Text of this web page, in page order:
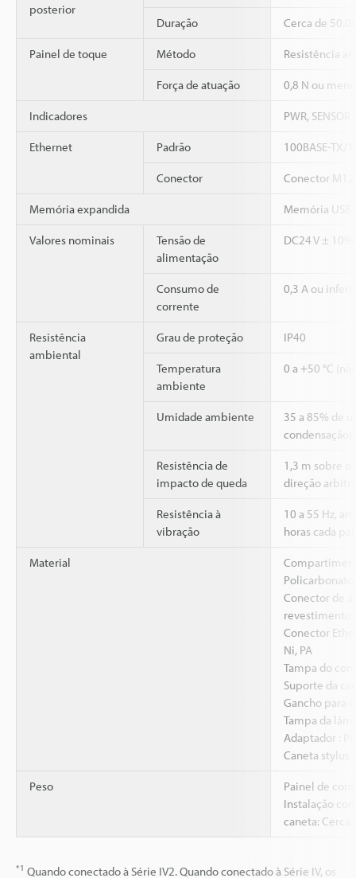
posterior
Duração Cerca de
Painel de toque Método Resistência
Força de atuação 0,8 N ou
Indicadores PWR, SENSOR
Ethernet Padrão 100BASE-TX/
Conector Conector
Memória expandida Memória USB
Valores nominais
Tensão de
alimentação
DC24 V ±
Consumo de
corrente
0,3 A ou
Resistência
ambiental
Grau de proteção IP40
Temperatura
ambiente
0 a +50 °C
Umidade ambiente
35 a 85% de
condensação)
Resistência de
impacto de queda
1,3 m sobre o
direção
Resistência à
vibração
10 a 55 Hz,
horas cada
Material
Policarbonato
Conector de
revestimento
Conector
Ni, PA
Tampa do
Suporte da
Gancho para
Tampa da
Adaptador :
Caneta stylus
Peso
Painel de
Instalação
caneta: Cerca
*1 Quando conectado à Série IV2. Quando conectado à Série IV, os